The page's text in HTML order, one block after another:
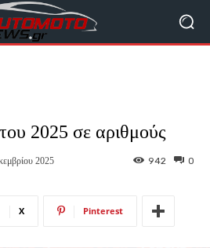
2025 σε αριθμούς
2025 0
942
X Pinterest